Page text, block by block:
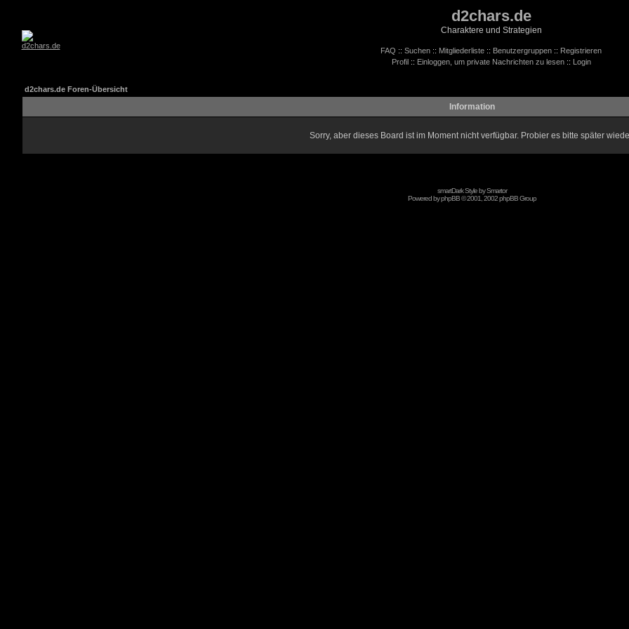
d2chars.de
Charaktere und Strategien
FAQ :: Suchen :: Mitgliederliste :: Benutzergruppen :: Registrieren
Profil:: Einloggen, um private Nachrichten zu lesen:: Login
d2chars.de Foren-Übersicht
Information
Sorry, aber dieses Board ist im Moment nicht verfügbar. Probier es bitte später
smartDark Style bySmartor
Powered byphpBB© 2001, 2002 phpBB Group